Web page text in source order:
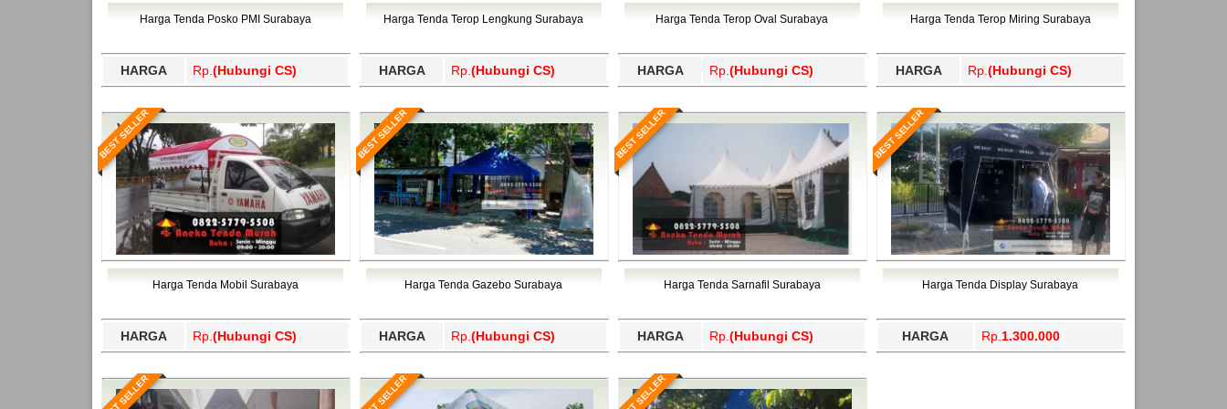
Bawang Barat, Tulangbawang, Tulungagung, Wajo, Wakatobi, Waropen, Way Kanan, Wonogiri, Wonosobo, Yahukimo, Yalimo, Yogyakarta.
Harga Tenda Posko PMI Surabaya
HARGA Rp. (Hubungi CS)
Harga Tenda Terop Lengkung Surabaya
HARGA Rp. (Hubungi CS)
Harga Tenda Terop Oval Surabaya
HARGA Rp. (Hubungi CS)
Harga Tenda Terop Miring Surabaya
HARGA Rp. (Hubungi CS)
BEST SELLER
Harga Tenda Mobil Surabaya
HARGA Rp. (Hubungi CS)
BEST SELLER
Harga Tenda Gazebo Surabaya
HARGA Rp. (Hubungi CS)
BEST SELLER
Harga Tenda Sarnafil Surabaya
HARGA Rp. (Hubungi CS)
BEST SELLER
Harga Tenda Display Surabaya
HARGA Rp. 1.300.000